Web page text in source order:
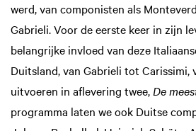
werd, van componisten als
Gabrieli. Voor de eerste keer in zijn
belangrijke invloed van deze
Duitsland, van Gabrieli tot Carissimi,
uitvoeren in aflevering twee, De
programma laten we ook Duitse